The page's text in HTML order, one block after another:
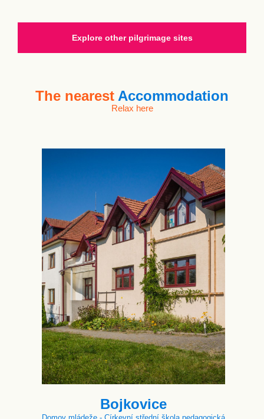
Explore other pilgrimage sites
The nearest Accommodation
Relax here
Bojkovice